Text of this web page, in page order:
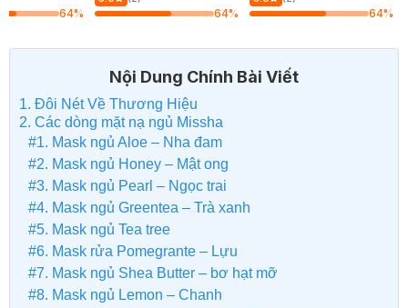
64%
64%
64%
Nội Dung Chính Bài Viết
1. Đôi Nét Về Thương Hiệu
2. Các dòng mặt nạ ngủ Missha
#1. Mask ngủ Aloe – Nha đam
#2. Mask ngủ Honey – Mật ong
#3. Mask ngủ Pearl – Ngọc trai
#4. Mask ngủ Greentea – Trà xanh
#5. Mask ngủ Tea tree
#6. Mask rửa Pomegrante – Lựu
#7. Mask ngủ Shea Butter – bơ hạt mỡ
#8. Mask ngủ Lemon – Chanh